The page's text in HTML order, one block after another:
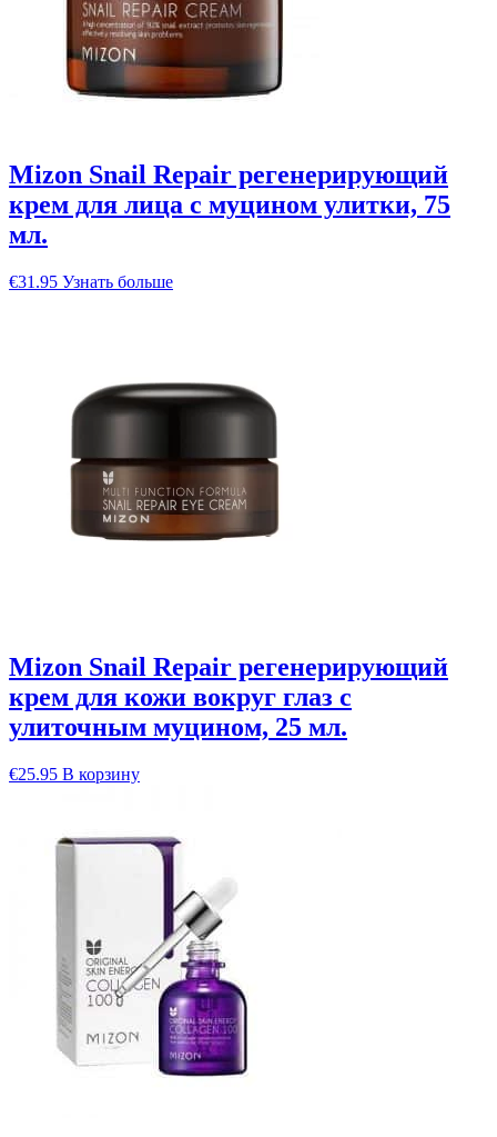
Mizon Snail Repair регенерирующий
крем для лица с муцином улитки, 75
мл.
€31.95 Узнать больше
Mizon Snail Repair регенерирующий
крем для кожи вокруг глаз с
улиточным муцином, 25 мл.
€25.95 В корзину